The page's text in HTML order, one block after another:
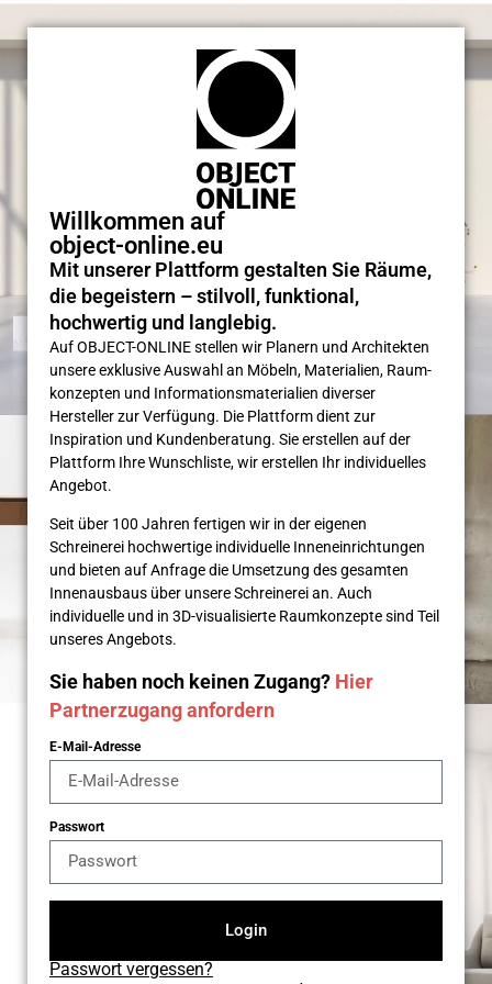
Willkommen auf
object-online.eu
Mit unserer Plattform gestalten Sie Räume,
die begeistern – stilvoll, funktional,
hochwertig und langlebig.
Auf OBJECT-ONLINE stellen wir Planern und Architekten
unsere exklusive Auswahl an Möbeln, Materialien, Raum­
konzepten und Informations­materialien diverser
Hersteller zur Verfügung. Die Plattform dient zur
Inspiration und Kunden­beratung. Sie erstellen auf der
Plattform Ihre Wunsch­liste, wir erstellen Ihr individuelles
Angebot.
Seit über 100 Jahren fertigen wir in der eigenen
Schreinerei hochwertige individuelle Inneneinrichtungen
und bieten auf Anfrage die Umsetzung des gesamten
Innenausbaus über unsere Schreinerei an. Auch
individuelle und in 3D-visualisierte Raumkonzepte sind Teil
unseres Angebots.
Sie haben noch keinen Zugang? Hier
Partnerzugang anfordern
E-Mail-Adresse
Passwort
Login
Passwort vergessen?